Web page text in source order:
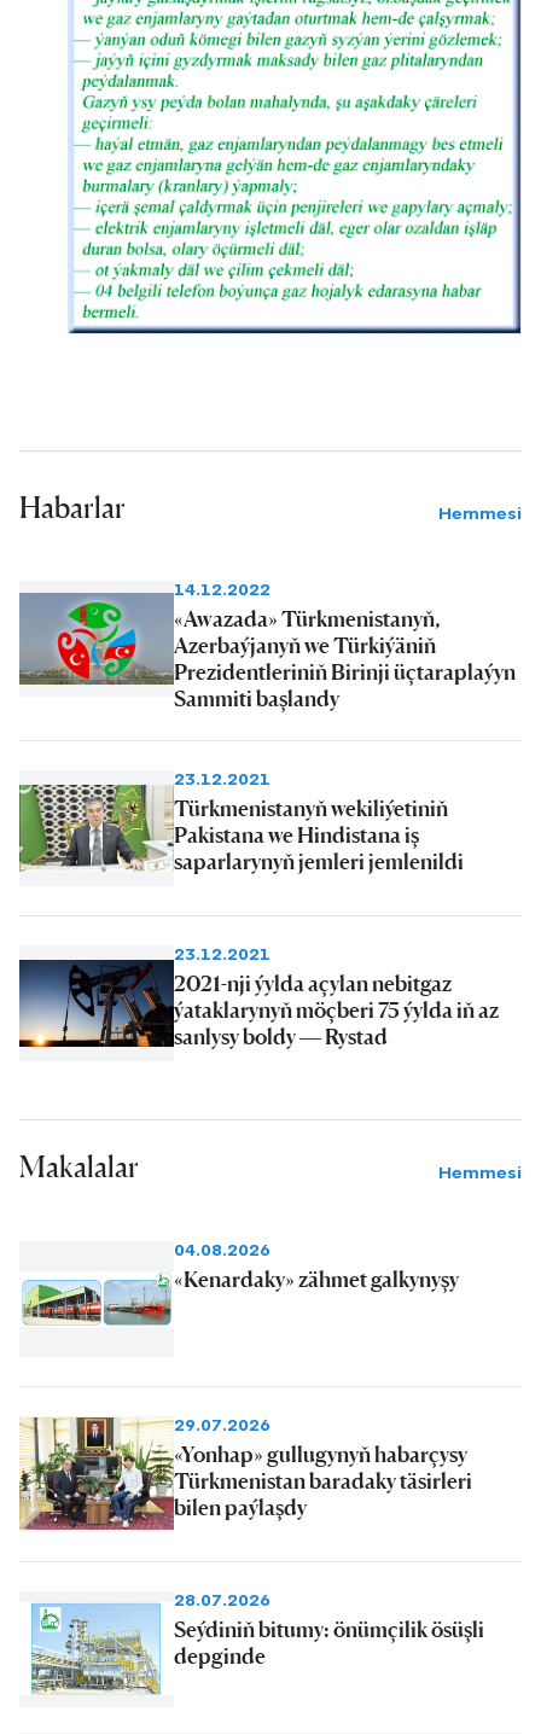
Habarlar Hemmesi
14.12.2022
«Awazada» Türkmenistanyň,
Azerbaýjanyň we Türkiýäniň
Prezidentleriniň Birinji üçtaraplaýyn
Sammiti başlandy
23.12.2021
Türkmenistanyň wekiliýetiniň
Pakistana we Hindistana iş
saparlarynyň jemleri jemlenildi
23.12.2021
2021-nji ýylda açylan nebitgaz
ýataklarynyň möçberi 75 ýylda iň az
sanlysy boldy — Rystad
Makalalar Hemmesi
04.08.2026
«Kenardaky» zähmet galkynyşy
29.07.2026
«Yonhap» gullugynyň habarçysy
Türkmenistan baradaky täsirleri
bilen paýlaşdy
28.07.2026
Seýdiniň bitumy: önümçilik ösüşli
depginde